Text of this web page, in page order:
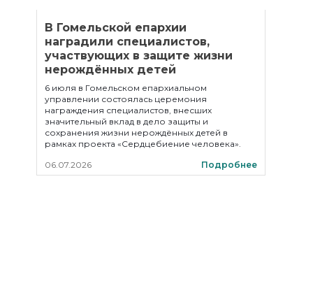
В Гомельской епархии
наградили специалистов,
участвующих в защите жизни
нерождённых детей
6 июля в Гомельском епархиальном
управлении состоялась церемония
награждения специалистов, внесших
значительный вклад в дело защиты и
сохранения жизни нерождённых детей в
рамках проекта «Сердцебиение человека».
06.07.2026
Подробнее